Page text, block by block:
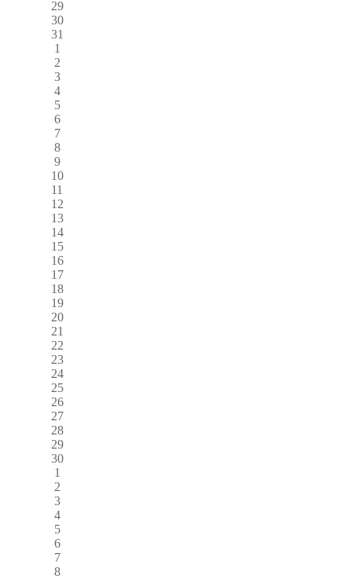
29
30
31
1
2
3
4
5
6
7
8
9
10
11
12
13
14
15
16
17
18
19
20
21
22
23
24
25
26
27
28
29
30
1
2
3
4
5
6
7
8